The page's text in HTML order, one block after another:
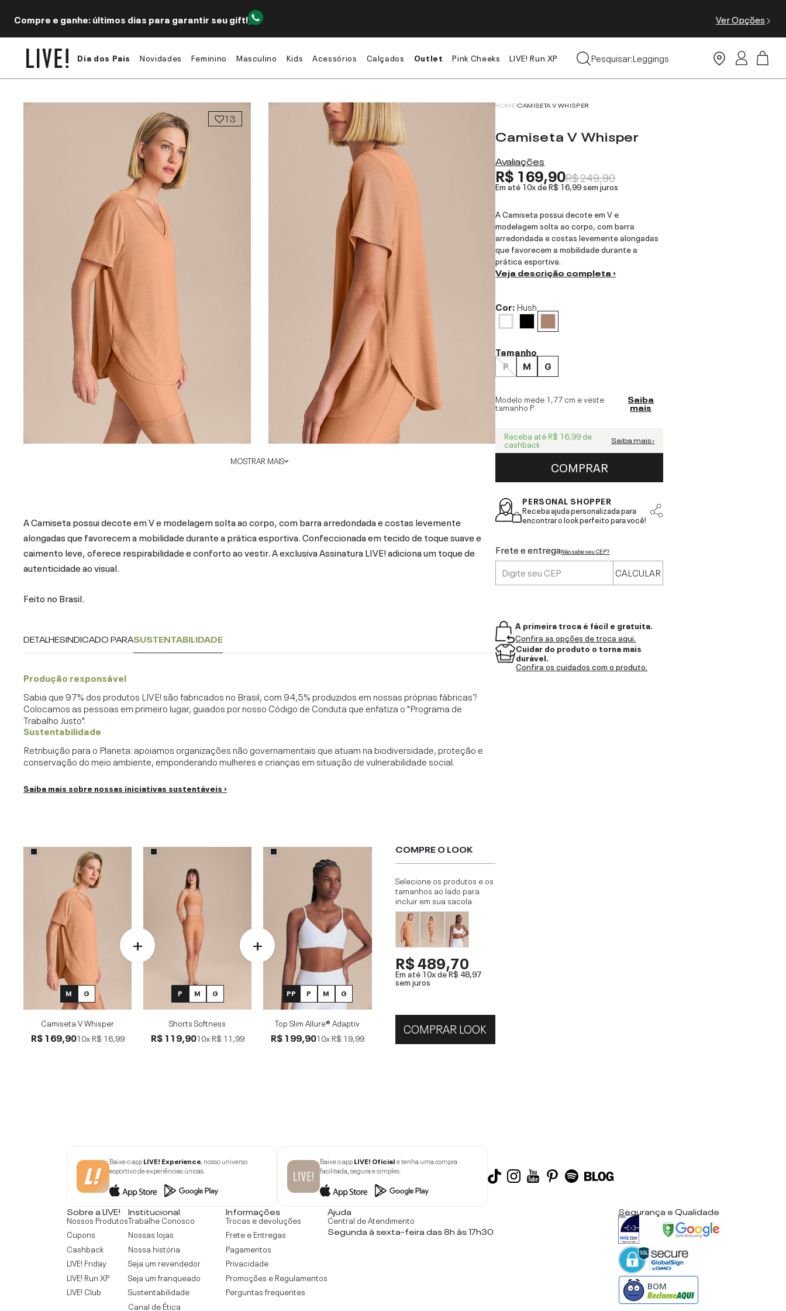
Compre e ganhe: últimos dias para garantir seu gift! Ver Opções
Dia dos Pais Novidades Feminino Masculino Kids Acessórios Calçados Outlet Pink Cheeks LIVE! Run XP
Pesquisar:
Tops
Leggings
13
MOSTRAR MAIS
A Camiseta possui decote em V e modelagem solta ao corpo, com barra arredondada e costas levemente
alongadas que favorecem a mobilidade durante a prática esportiva. Confeccionada em tecido de toque suave e
caimento leve, oferece respirabilidade e conforto ao vestir. A exclusiva Assinatura LIVE! adiciona um toque de
autenticidade ao visual.
Feito no Brasil.
DETALHESINDICADO PARASUSTENTABILIDADE
Produção responsável
Sabia que 97% dos produtos LIVE! são fabricados no Brasil, com 94,5% produzidos em nossas próprias fábricas?
Colocamos as pessoas em primeiro lugar, guiados por nosso Código de Conduta que enfatiza o "Programa de
Trabalho Justo".
Sustentabilidade
Retribuição para o Planeta: apoiamos organizações não governamentais que atuam na biodiversidade, proteção e
conservação do meio ambiente, emponderando mulheres e crianças em situação de vulnerabilidade social.
Saiba mais sobre nossas iniciativas sustentáveis ›
M G
Camiseta V Whisper
R$ 169,9010xR$ 16,99
P M G
Shorts Softness
R$ 119,9010xR$ 11,99
PP P M G
Top Slim Allure® Adaptiv
R$ 199,9010xR$ 19,99
COMPRE O LOOK
Selecione os produtos e os
tamanhos ao lado para
incluir em sua sacola.
R$ 489,70
Em até 10x deR$ 48,97
sem juros
COMPRAR LOOK
HOME CAMISETA V WHISPER
Camiseta V Whisper
Avaliações
R$ 169,90R$ 249,90
Em até 10x deR$ 16,99sem juros
A Camiseta possui decote em V e
modelagem solta ao corpo, com barra
arredondada e costas levemente alongadas
que favorecem a mobilidade durante a
prática esportiva.
Veja descrição completa ›
Cor:Hush
Tamanho
P
M G
Modelo mede 1,77 cm e veste
tamanho P.
Saiba
mais
Receba até R$ 16,99 de
cashback Saiba mais ›
COMPRAR
PERSONAL SHOPPER
Receba ajuda personalizada para
encontrar o look perfeito para você!
Frete e entregaNão sabe seu CEP?
CALCULAR
A primeira troca é fácil e gratuita.
Confira as opções de troca aqui.
Cuidar do produto o torna mais
durável.
Confira os cuidados com o produto.
Baixe o appLIVE! Experience, nosso universo
esportivo de experiências únicas.
Baixe o appLIVE! Oficiale tenha uma compra
facilitada, segura e simples.
Sobre a LIVE!
Nossos Produtos
Cupons
Cashback
LIVE! Friday
LIVE! Run XP
LIVE! Club
Institucional
Trabalhe Conosco
Nossas lojas
Nossa história
Seja um revendedor
Seja um franqueado
Sustentabilidade
Canal de Ética
Informações
Trocas e devoluções
Frete e Entregas
Pagamentos
Privacidade
Promoções e Regulamentos
Perguntas frequentes
Ajuda
Central de Atendimento
Segunda à sexta-feira das 8h às 17h30
Segurança e Qualidade
BOM